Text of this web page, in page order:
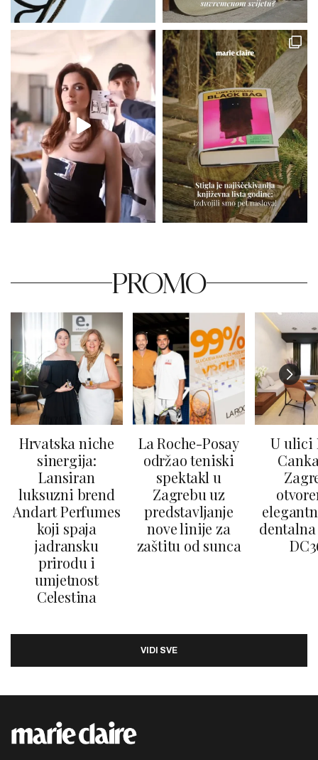
PROMO
Hrvatska niche
sinergija:
Lansiran
luksuzni brend
Andart Perfumes
koji spaja
jadransku
prirodu i
umjetnost
Celestina
La Roche-Posay
održao teniski
spektakl u
Zagrebu uz
predstavljanje
nove linije za
zaštitu od sunca
U ulici
VIDI SVE